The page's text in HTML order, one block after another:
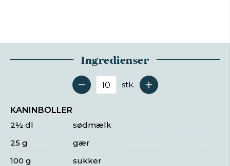
Ingredienser
Antal serveringer
stk.
KANINBOLLER
sødmælk
2½ dl
gær
25 g
sukker
100 g